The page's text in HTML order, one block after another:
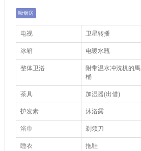
吸烟房
电视 卫星转播
冰箱 电暖水瓶
整体卫浴
附带温水冲洗机的馬
桶
茶具 加湿器(出借)
护发素 沐浴露
浴巾 剃须刀
睡衣 拖鞋